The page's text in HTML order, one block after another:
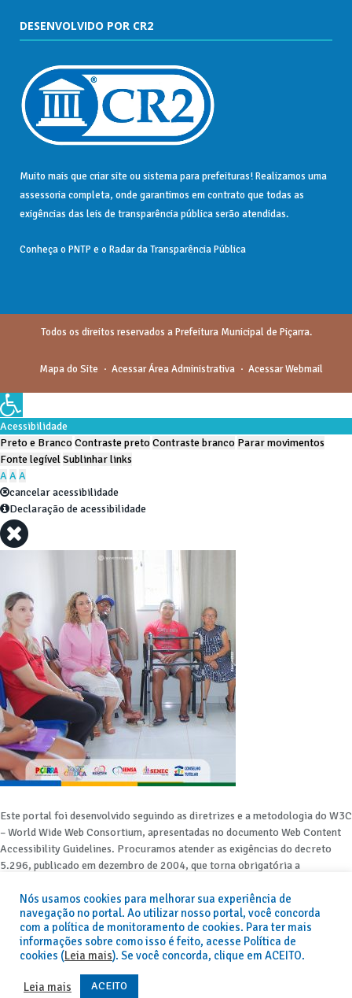
DESENVOLVIDO POR CR2
Muito mais que criar site ousistema para prefeituras! Realizamos uma
assessoriacompleta, onde garantimos em contrato que todas as
exigências das leis de transparência públicaserão atendidas.
Conheça o PNTP e o Radar da Transparência Pública
Todos os direitos reservados a Prefeitura Municipal de Piçarra.
Mapa do Site Acessar Área Administrativa Acessar Webmail
Nós usamos cookies para melhorar sua experiência de
navegação no portal. Ao utilizar nosso portal, você concorda
com a política de monitoramento de cookies. Para ter mais
informações sobre como isso é feito, acesse Política de
cookies (Leia mais). Se você concorda, clique em ACEITO.
Leia mais ACEITO
Acessibilidade
Preto e BrancoContraste pretoContraste branco Parar movimentos
Fonte legívelSublinhar links
AAA
cancelar acessibilidade
Declaração de acessibilidade
Este portal foi desenvolvido seguindo as diretrizes e a metodologia do W3C
– World Wide Web Consortium, apresentadas no documento Web Content
Accessibility Guidelines. Procuramos atender as exigências do decreto
5.296, publicado em dezembro de 2004, que torna obrigatória a
rede mundial de computadores para o uso das pessoas com necessidades
especiais, garantindo-lhes o pleno acesso aos conteúdos disponíveis.
Além de validações automáticas, foram realizados testes em diversos
navegadores e através do utilitário de acesso a Internet do DOSVOX,
sistema operacional destinado deficientes visuais.